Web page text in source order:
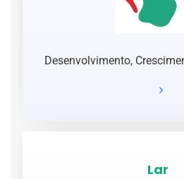
Desenvolvimento,
Lar